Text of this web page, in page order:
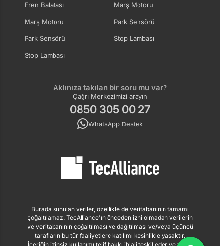
Fren Balatası Marş Motoru
Marş Motoru Park Sensörü
Park Sensörü Stop Lambası
Stop Lambası
Aklınıza takılan bir soru mu var?
Çağrı Merkezimizi arayın
0850 305 00 27
WhatsApp Destek
Burada sunulan veriler, özellikle de veritabanının tamamı
çoğaltılamaz. TecAlliance'ın önceden izni olmadan verilerin
ve veritabanının çoğaltılması ve dağıtılması ve/veya üçüncü
tarafların bu tür faaliyetlere katılımı kesinlikle yasaktır.
İçeriğin izinsiz kullanımı telif hakkı ihlali teşkil eder ve yasal